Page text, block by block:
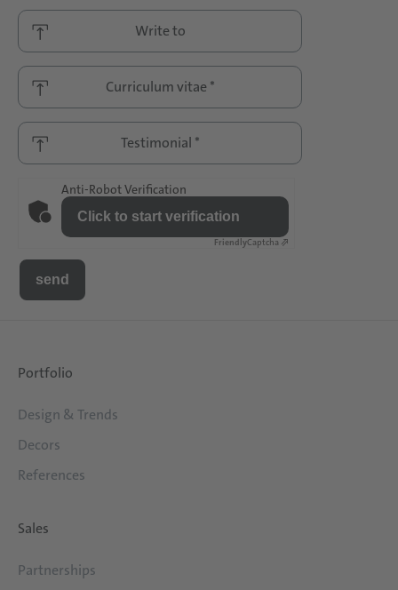
Write to
Curriculum vitae *
Testimonial *
Anti-Robot Verification
Click to start verification
FriendlyCaptcha ⇗
Portfolio
Design & Trends
Decors
References
Sales
Partnerships